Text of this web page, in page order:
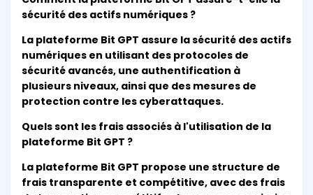
sécurité des actifs numériques ?
La plateforme Bit GPT assure la sécurité des actifs
numériques en utilisant des protocoles de
sécurité avancés, une authentification à
plusieurs niveaux, ainsi que des mesures de
protection contre les cyberattaques.
Quels sont les frais associés à l'utilisation de la
plateforme Bit GPT ?
La plateforme Bit GPT propose une structure de
frais transparente et compétitive, avec des frais